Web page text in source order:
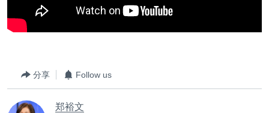
分享 Follow us
郑裕文